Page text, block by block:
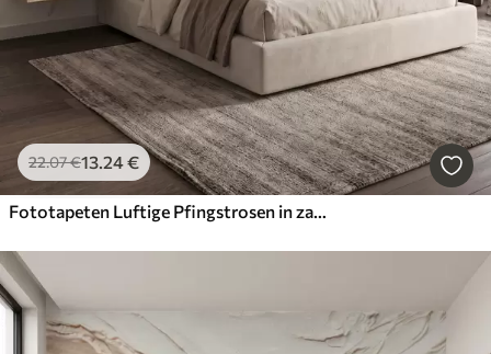
22.07€13.24€
Fototapeten Luftige Pfingstrosen in zarten, puderbeigen Farbtönen